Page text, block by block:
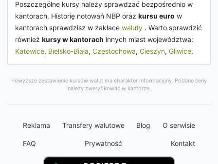
Poszczególne kursy należy sprawdzać bezpośrednio w
kantorach. Historię notowań NBP oraz kursu euro w
kantorach sprawdzisz w zakłace waluty . Warto sprawdzić
również kursy w kantorach innych miast województwa:
Katowice, Bielsko-Biała, Częstochowa, Cieszyn, Gliwice.
Powyższe zestawienie kursów walut ma charakter informacyjny. Podane ceny
należy zweryfikować w kantorze.
Reklama Transfery walutowe Blog O serwisie
FAQ Prywatność Kontakt